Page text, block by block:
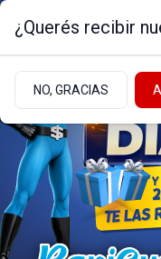
¿Querés recibir
NO, GRACIAS